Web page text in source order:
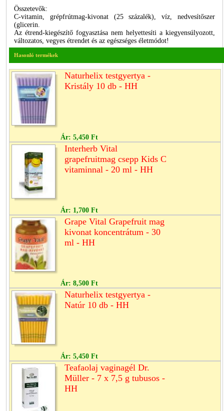
Összetevők:
C-vitamin, grépfrútmag-kivonat (25 százalék), víz, nedvesítőszer
(glicerin.
Az étrend-kiegészítő fogyasztása nem helyettesíti a kiegyensúlyozott,
változatos, vegyes étrendet és az egészséges életmódot!
Hasonló termékek
Naturhelix testgyertya -
Kristály 10 db - HH
Ár: 5,450 Ft
Interherb Vital
grapefruitmag csepp Kids C
vitaminnal - 20 ml - HH
Ár: 1,700 Ft
Grape Vital Grapefruit mag
kivonat koncentrátum - 30
ml - HH
Ár: 8,500 Ft
Naturhelix testgyertya -
Natúr 10 db - HH
Ár: 5,450 Ft
Teafaolaj vaginagél Dr.
Müller - 7 x 7,5 g tubusos -
HH